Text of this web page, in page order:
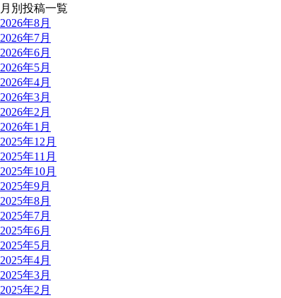
月別投稿一覧
2026年8月
2026年7月
2026年6月
2026年5月
2026年4月
2026年3月
2026年2月
2026年1月
2025年12月
2025年11月
2025年10月
2025年9月
2025年8月
2025年7月
2025年6月
2025年5月
2025年4月
2025年3月
2025年2月